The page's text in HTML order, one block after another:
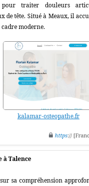
pour traiter douleurs
de tête. Situé à Meaux, il
moderne.
kalamar-osteopathe.fr
https://
à Talence
sa compréhension